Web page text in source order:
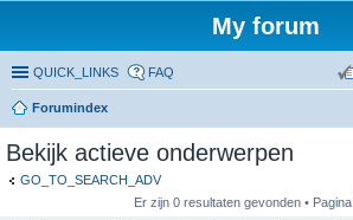
My forum
QUICK_LINKS FAQ
Forumindex
Bekijk actieve onderwerpen
GO_TO_SEARCH_ADV
Er zijn 0 resultaten gevonden • Pagina